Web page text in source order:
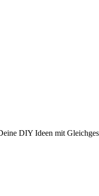
DIY Ideen mit